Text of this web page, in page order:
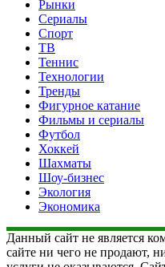
Рынки
Сериалы
Спорт
ТВ
Теннис
Технологии
Тренды
Фигурное катание
Фильмы и сериалы
Футбол
Хоккей
Шахматы
Шоу-бизнес
Экология
Экономика
Данный сайт не является
сайте ни чего не продают,